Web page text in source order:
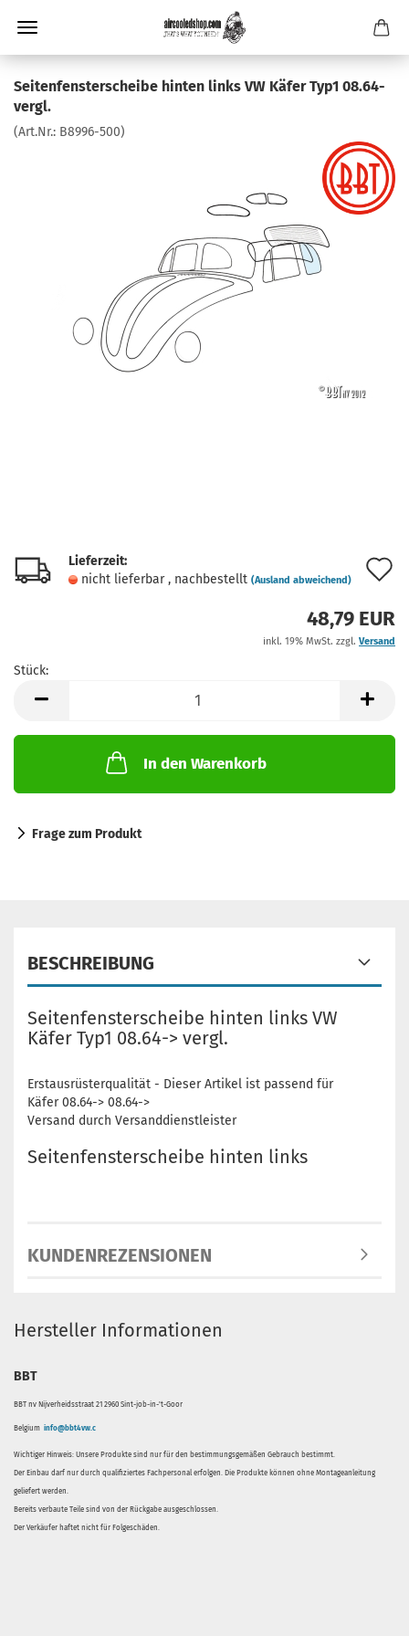
Seitenfensterscheibe hinten links VW Käfer Typ1 08.64-
vergl.
(Art.Nr.: B8996-500)
Lieferzeit:
nicht lieferbar , nachbestellt (Ausland abweichend)
48,79 EUR
inkl. 19% MwSt. zzgl. Versand
Stück:
In den Warenkorb
Frage zum Produkt
BESCHREIBUNG
Seitenfensterscheibe hinten links VW
Käfer Typ1 08.64-> vergl.
Erstausrüsterqualität - Dieser Artikel ist passend für
Käfer 08.64-> 08.64->
Versand durch Versanddienstleister
Seitenfensterscheibe hinten links
KUNDENREZENSIONEN
Hersteller Informationen
BBT
BBT nv Nijverheidsstraat 21 2960 Sint-job-in-'t-Goor
Belgium info@bbt4vw.c
Wichtiger Hinweis: Unsere Produkte sind nur für den bestimmungsgemäßen Gebrauch bestimmt.
Der Einbau darf nur durch qualifiziertes Fachpersonal erfolgen. Die Produkte können ohne Montageanleitung
geliefert werden.
Bereits verbaute Teile sind von der Rückgabe ausgeschlossen.
Der Verkäufer haftet nicht für Folgeschäden.